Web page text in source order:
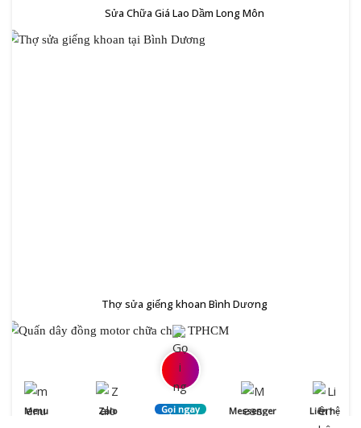
Sửa Chữa Giá Lao Dầm Long Môn
Thợ sửa giếng khoan Bình Dương
Menu Zalo Gọi ngay Messenger Liên hệ